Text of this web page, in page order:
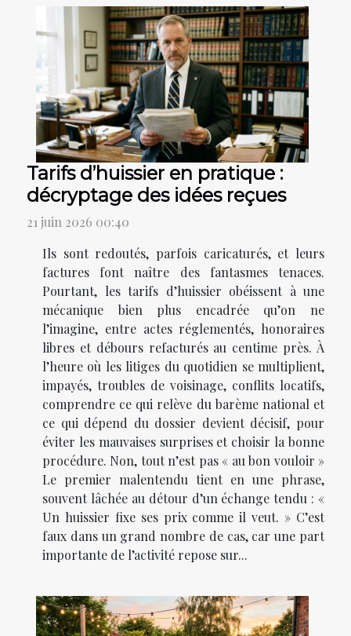
Tarifs d’huissier en pratique :
décryptage des idées reçues
21 juin 2026 00:40
Ils sont redoutés, parfois caricaturés, et leurs
factures font naître des fantasmes tenaces.
Pourtant, les tarifs d’huissier obéissent à une
mécanique bien plus encadrée qu’on ne
l’imagine, entre actes réglementés, honoraires
libres et débours refacturés au centime près. À
l’heure où les litiges du quotidien se multiplient,
impayés, troubles de voisinage, conflits locatifs,
comprendre ce qui relève du barème national et
ce qui dépend du dossier devient décisif, pour
éviter les mauvaises surprises et choisir la bonne
procédure. Non, tout n’est pas « au bon vouloir »
Le premier malentendu tient en une phrase,
souvent lâchée au détour d’un échange tendu : «
Un huissier fixe ses prix comme il veut. » C’est
faux dans un grand nombre de cas, car une part
importante de l’activité repose sur...